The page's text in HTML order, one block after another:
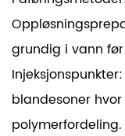
grundig i vann
blandesoner
polymerfordeling.